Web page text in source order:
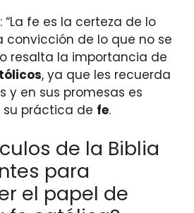
“La fe es la certeza de lo
convicción de lo que no se
resalta la importancia de
, ya que les recuerda
y en sus promesas es
práctica de fe.
de la Biblia
para
el papel de